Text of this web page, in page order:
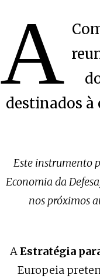
A
destinados à
Este instrumento
Economia da
nos próximos
AEstratégia
Europeia